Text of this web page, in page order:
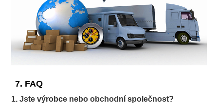
7. FAQ
1. Jste výrobce nebo obchodní společnost?